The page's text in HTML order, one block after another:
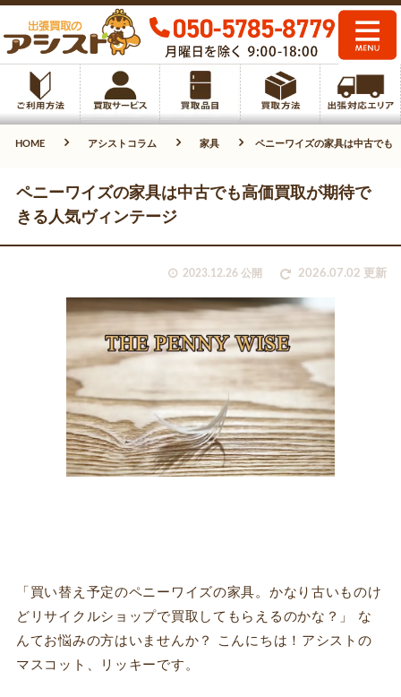
HOME アシストコラム 家具 ペニーワイズの家具は中古でも
ペニーワイズの家具は中古でも高価買取が期待で
きる人気ヴィンテージ
2023.12.26 公開 2026.07.02 更新
「買い替え予定のペニーワイズの家具。かなり古いものけ
どリサイクルショップで買取してもらえるのかな？」 な
んてお悩みの方はいませんか？ こんにちは！アシストの
マスコット、リッキーです。